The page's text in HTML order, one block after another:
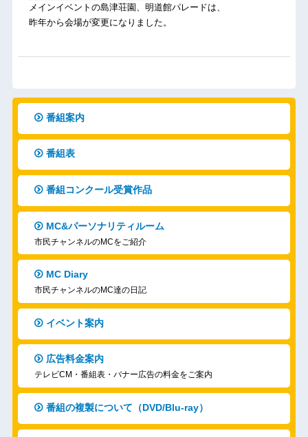
メインイベントの島津荘園、明道館パレードは、
昨年から会場が変更になりました。
番組案内
番組表
番組コンクール受賞作品
MC&パーソナリティルーム
市民チャンネルのMCをご紹介
MC Diary
市民チャンネルのMC達の日記
イベント案内
広告料金案内
テレビCM・番組表・バナー広告の料金をご案内
番組の複製について（DVD/Blu-ray）